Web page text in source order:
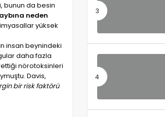
bunun da besin
neden
yüksek
insan beynindeki
daha fazla
nörotoksinleri
Davis,
bir risk faktörü